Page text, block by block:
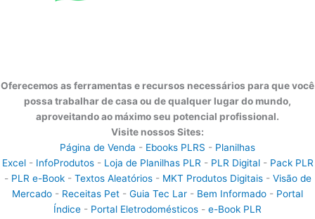
Oferecemos as ferramentas e recursos necessários para que você
possa trabalhar de casa ou de qualquer lugar do mundo,
aproveitando ao máximo seu potencial profissional.
Visite nossos Sites:
Página de Venda - Ebooks PLRS - Planilhas
Excel- InfoProdutos- Loja de Planilhas PLR - PLR Digital- Pack PLR
- PLR e-Book- Textos Aleatórios- MKT Produtos Digitais- Visão de
Mercado - Receitas Pet - Guia Tec Lar - Bem Informado - Portal
Índice - Portal Eletrodomésticos - e-Book PLR